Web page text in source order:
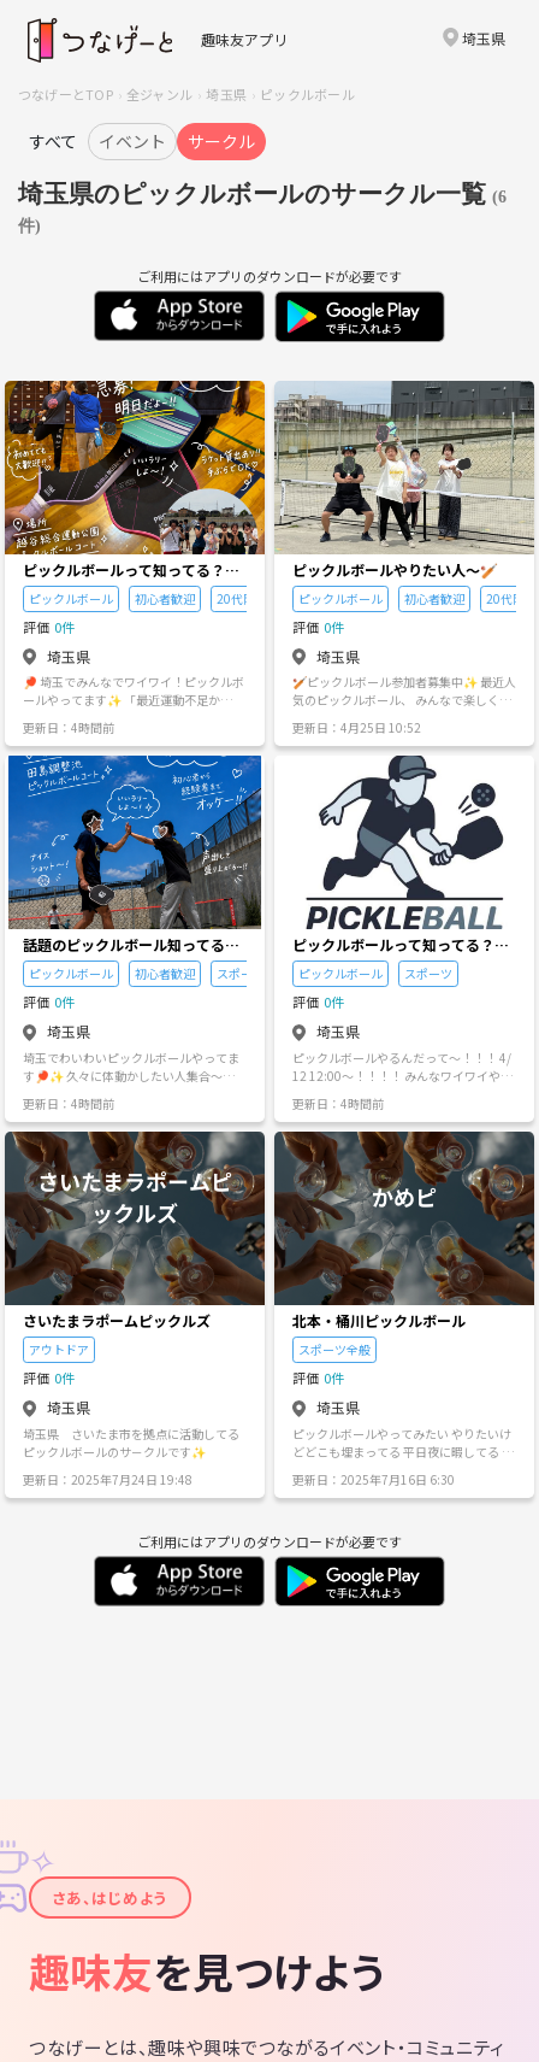
趣味友アプリ 埼玉県
つなげーとTOP 全ジャンル 埼玉県 ピックルボール
すべて イベント サークル
埼玉県のピックルボールのサークル一覧 (6
件)
ご利用にはアプリのダウンロードが必要です
ピックルボールって知ってる？？
✨🔥
ピックルボール 初心者歓迎 20代限定
評価 0件
埼玉県
🏓 埼玉でみんなでワイワイ！ピックルボ
ールやってます✨ 「最近運動不足か
も…」 「何か新しいスポーツを始めてみ
たい！」 「スポーツを通して友達を作り
たい！」 そんな人、大歓迎です🙌💛 🌟
こんな人におすすめ！ ・ピックルボール
をやってみたい！ ・未経験だけど気軽に
始めたい！ ・スポーツが好き！ ・20代の
友達を増やしたい！ ✨ 雰囲気 20代前半
の社会人が中心で、みんなで学生気分に
戻ったように楽しくプレーしています😊
参加者のほとんどが未経験スタートなの
で、初めてでも安心！ ルールもシンプル
だから、すぐに楽しめます🏓 最後には、
経験者同士でちょっぴり本気の試合をす
ることも🔥 🎾 ラケットは無料で貸し出
しOK！ 参加希望や日程が気になる方は、
お気軽にDMしてください📩 一緒に楽し
く体を動かしましょう😊✨
更新日：4時間前
ピックルボールやりたい人〜🏏
ピックルボール 初心者歓迎 20代限定
評価 0件
埼玉県
🏏ピックルボール参加者募集中✨ 最近人
気のピックルボール、 みんなで楽しくワ
大歓迎！ ラケット貸出ありなので気軽に
参加できます😊 📅日程 6/8（月）19:3
たくさんいます✨ ☀️昼開催は暑いので、
飲み物・帽子など暑さ対策お願いしま
ださい🙌
更新日：4月25日 10:52
話題のピックルボール知ってる？
🔥ピックルボール 初心者歓迎 スポーツ
評価 0件
埼玉県
埼玉でわいわいピックルボールやってま
す🏓✨ 久々に体動かしたい人集合〜🙌
スポーツ一緒に楽しめる子と仲良くなり
たい😆 ⏳日程 DMします！ ⭐️ピックル
ボールやってみたい人 ⭐️未経験・経験者
だれでもOK🙆‍♀️ ⭐️スポーツ好きな人 💭雰
囲気💭 20代前半の社会人が多く、学生気
分に戻ったような盛り上がりでやってま
す♪ ほとんどが未経験スタートなので安
心😊 ルールもシンプルで初心者でもすぐ
楽しめます✨ 最後に経験者だけでちょっ
とガチめの試合もやってます🔥 ラケット
貸し出しあります🏓 興味ある方はぜひ声
かけてくださ〜い💖
更新日：4時間前
ピックルボールって知ってる？✨
😌ピックルボール スポーツ
評価 0件
埼玉県
ピックルボールやるんだって〜！！！ 4/
12 12:00〜！！！！ みんなワイワイやっ
ててとっても楽しい😆 ぜひ一緒にできる
人募集！💨✨
更新日：4時間前
さいたまラポームピックルズ
アウトドア
評価 0件
埼玉県
埼玉県 さいたま市を拠点に活動してる
ピックルボールのサ－クルです✨
更新日：2025年7月24日 19:48
北本・桶川ピックルボール
スポーツ全般
評価 0件
埼玉県
ピックルボールやってみたい やりたいけ
どどこも埋まってる 平日夜に暇してる 日
本、桶川でありそうなら ピックルボール
主催してみようと思います。 気になる方
ていただけると助かります。 とりあえず
5/28（水）北本市 19:00〜22:00で開催
します。 経験・未経験は問いません。 参
加される方は 未経験者とゲームになって
更新日：2025年7月16日 6:30
ご利用にはアプリのダウンロードが必要です
✦
✧
さあ、はじめよう
趣味友を見つけよう
つなげーとは、趣味や興味でつながるイベント・コミュニティ